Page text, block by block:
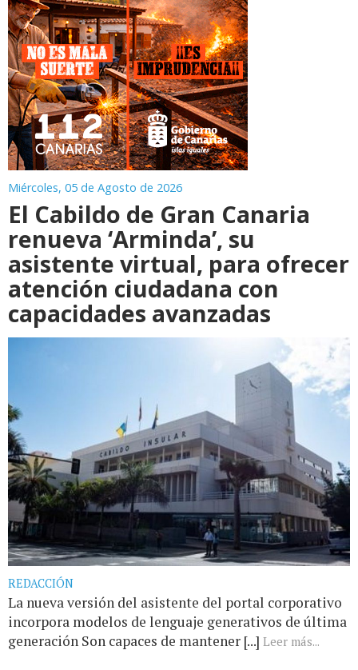
Miércoles, 05 de Agosto de 2026
El Cabildo de Gran Canaria
renueva ‘Arminda’, su
asistente virtual, para ofrecer
atención ciudadana con
capacidades avanzadas
REDACCIÓN
La nueva versión del asistente del portal corporativo
incorpora modelos de lenguaje generativos de última
generación Son capaces de mantener [...] Leer más...